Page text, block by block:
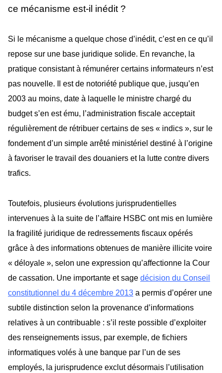
ce mécanisme est-il inédit ?
Si le mécanisme a quelque chose d’inédit, c’est en ce qu’il
repose sur une base juridique solide. En revanche, la
pratique consistant à rémunérer certains informateurs n’est
pas nouvelle. Il est de notoriété publique que, jusqu’en
2003 au moins, date à laquelle le ministre chargé du
budget s’en est ému, l’administration fiscale acceptait
régulièrement de rétribuer certains de ses « indics », sur le
fondement d’un simple arrêté ministériel destiné à l’origine
à favoriser le travail des douaniers et la lutte contre divers
trafics.
Toutefois, plusieurs évolutions jurisprudentielles
intervenues à la suite de l’affaire HSBC ont mis en lumière
la fragilité juridique de redressements fiscaux opérés
grâce à des informations obtenues de manière illicite voire
« déloyale », selon une expression qu’affectionne la Cour
de cassation. Une importante et sage décision du Conseil
constitutionnel du 4 décembre 2013 a permis d’opérer une
subtile distinction selon la provenance d’informations
relatives à un contribuable : s’il reste possible d’exploiter
des renseignements issus, par exemple, de fichiers
informatiques volés à une banque par l’un de ses
employés, la jurisprudence exclut désormais l’utilisation